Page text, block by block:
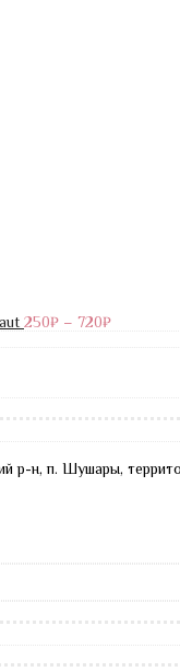
250₽ – 720₽
р-н, п. Шушары,